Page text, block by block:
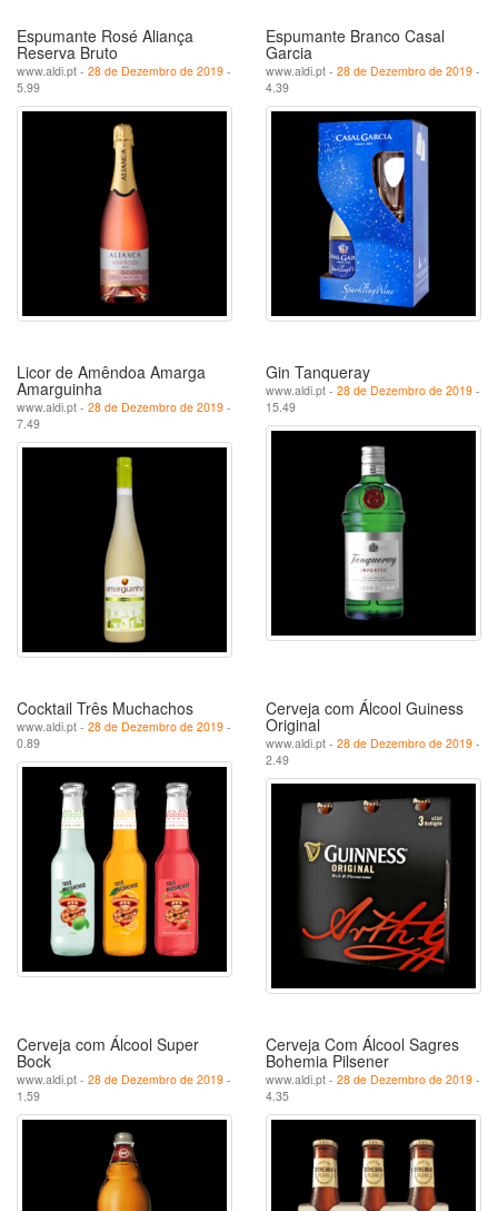
Espumante Rosé Aliança
Reserva Bruto
www.aldi.pt - 28 de Dezembro de 2019 -
5.99
Espumante Branco Casal
Garcia
www.aldi.pt - 28 de Dezembro de 2019 -
4.39
Licor de Amêndoa Amarga
Amarguinha
www.aldi.pt - 28 de Dezembro de 2019 -
7.49
Gin Tanqueray
www.aldi.pt - 28 de Dezembro de 2019 -
15.49
Cocktail Três Muchachos
www.aldi.pt - 28 de Dezembro de 2019 -
0.89
Cerveja com Álcool Guiness
Original
www.aldi.pt - 28 de Dezembro de 2019 -
2.49
Cerveja com Álcool Super
Bock
www.aldi.pt - 28 de Dezembro de 2019 -
1.59
Cerveja Com Álcool Sagres
Bohemia Pilsener
www.aldi.pt - 28 de Dezembro de 2019 -
4.35